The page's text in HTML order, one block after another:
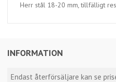
INFORMATION
Endast återförsäljare kan se
Herr stål 18-20 mm, tillfälligt